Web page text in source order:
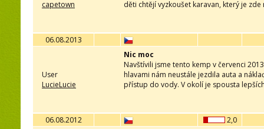
capetown
děti chtějí vyzkoušet karavan, který je
06.08.2013
User
LucieLucie
Nic moc
Navštívili jsme tento kemp v červenci
hlavami nám neustále jezdila auta a
přístup do vody. V okolí je spousta
06.08.2012 2,0